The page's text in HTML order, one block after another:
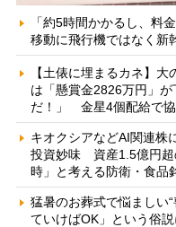
「約5時間かかるし、料
移動に飛行機ではなく新
【土俵に埋まるカネ】
は「懸賞金2826万円」
だ！」 金星4個配給で
キオクシアなどAI関連株
投資妙味 資産1.5億円超
時」と考える防衛・食品
猛暑のお葬式で悩ましい
ていけばOK」という俗